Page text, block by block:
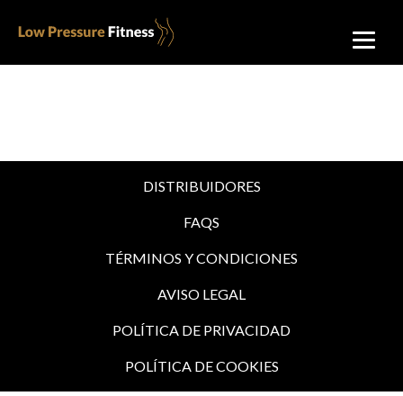
DISTRIBUIDORES
FAQS
TÉRMINOS Y CONDICIONES
AVISO LEGAL
POLÍTICA DE PRIVACIDAD
POLÍTICA DE COOKIES